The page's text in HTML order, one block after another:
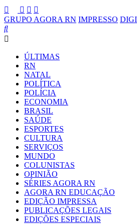
GRUPO AGORA RN IMPRESSO
ÚLTIMAS
RN
NATAL
POLÍTICA
POLÍCIA
ECONOMIA
BRASIL
SAÚDE
ESPORTES
CULTURA
SERVIÇOS
MUNDO
COLUNISTAS
OPINIÃO
SÉRIES AGORA RN
AGORA RN EDUCAÇÃO
EDIÇÃO IMPRESSA
PUBLICAÇÕES LEGAIS
EDIÇÕES ESPECIAIS